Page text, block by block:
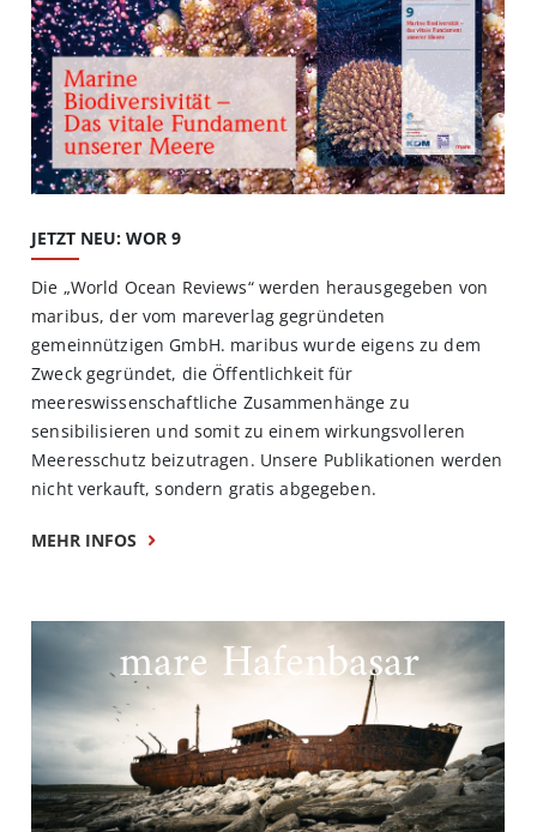
JETZT NEU: WOR 9
Die „World Ocean Reviews“ werden herausgegeben von
maribus, der vom mareverlag gegründeten
gemeinnützigen GmbH. maribus wurde eigens zu dem
Zweck gegründet, die Öffentlichkeit für
meereswissenschaftliche Zusammenhänge zu
sensibilisieren und somit zu einem wirkungsvolleren
Meeresschutz beizutragen. Unsere Publikationen werden
nicht verkauft, sondern gratis abgegeben.
MEHR INFOS
mare Hafenbasar